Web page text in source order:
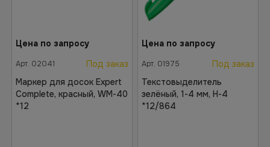
Цена по запросу
Арт. 02041
Под заказ
Маркер для досок Expert
Complete, красный, WM-40
*12
Цена по запросу
Арт. 01975
Под заказ
Текстовыделитель
зелёный, 1-4 мм, H-4
*12/864